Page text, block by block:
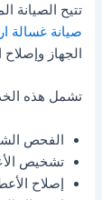
تتيح الصيانة
صيانة غسالة
الجهاز
تشمل هذه
الفحص
تشخيص
إصلاح